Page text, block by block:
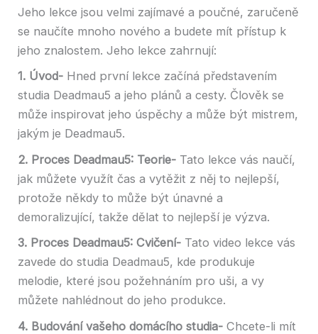
Jeho lekce jsou velmi zajímavé a poučné, zaručeně
se naučíte mnoho nového a budete mít přístup k
jeho znalostem. Jeho lekce zahrnují:
1. Úvod- Hned první lekce začíná představením
studia Deadmau5 a jeho plánů a cesty. Člověk se
může inspirovat jeho úspěchy a může být mistrem,
jakým je Deadmau5.
2. Proces Deadmau5: Teorie- Tato lekce vás naučí,
jak můžete využít čas a vytěžit z něj to nejlepší,
protože někdy to může být únavné a
demoralizující, takže dělat to nejlepší je výzva.
3. Proces Deadmau5: Cvičení- Tato video lekce vás
zavede do studia Deadmau5, kde produkuje
melodie, které jsou požehnáním pro uši, a vy
můžete nahlédnout do jeho produkce.
4. Budování vašeho domácího studia- Chcete-li mít